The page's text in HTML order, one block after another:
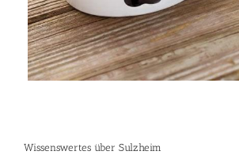
Wissenswertes über Sulzheim